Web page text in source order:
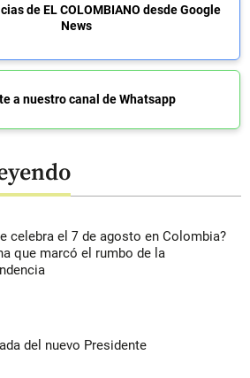
de EL COLOMBIANO desde Google
News
a nuestro canal de Whatsapp
celebra el 7 de agosto en Colombia?
que marcó el rumbo de la
del nuevo Presidente